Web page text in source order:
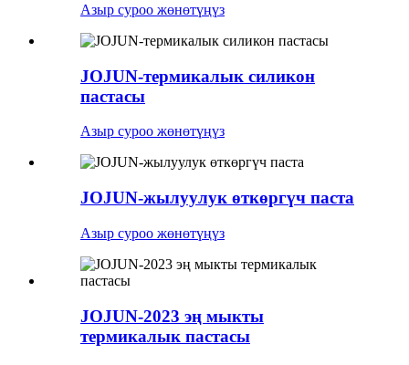
Азыр суроо жөнөтүңүз
JOJUN-термикалык силикон
пастасы
Азыр суроо жөнөтүңүз
JOJUN-жылуулук өткөргүч паста
Азыр суроо жөнөтүңүз
JOJUN-2023 эң мыкты
термикалык пастасы